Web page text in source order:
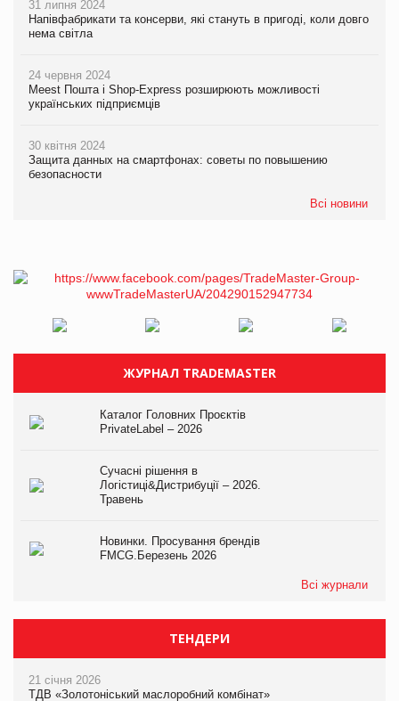
31 липня 2024
Напівфабрикати та консерви, які стануть в пригоді, коли довго
нема світла
24 червня 2024
Meest Пошта і Shop-Express розширюють можливості
українських підприємців
30 квітня 2024
Защита данных на смартфонах: советы по повышению
безопасности
Всі новини
ЖУРНАЛ TRADEMASTER
Каталог Головних Проєктів
PrivateLabel – 2026
Сучасні рішення в
Логістиці&Дистрибуції – 2026.
Травень
Новинки. Просування брендів
FMCG.Березень 2026
Всі журнали
ТЕНДЕРИ
21 січня 2026
ТДВ «Золотоніський маслоробний комбінат»